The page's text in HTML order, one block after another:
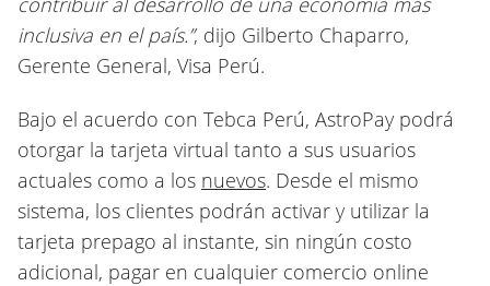
inclusiva en el país.”, dijo Gilberto Chaparro,
Gerente General, Visa Perú.
Bajo el acuerdo con Tebca Perú, AstroPay podrá
otorgar la tarjeta virtual tanto a sus usuarios
actuales como a los nuevos. Desde el mismo
sistema, los clientes podrán activar y utilizar la
tarjeta prepago al instante, sin ningún costo
adicional, pagar en cualquier comercio online